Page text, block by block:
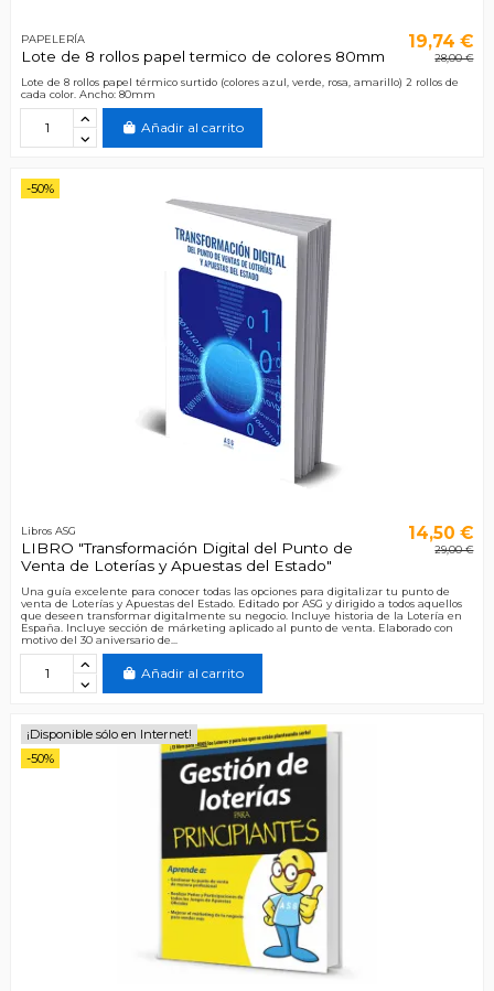
PAPELERÍA
Lote de 8 rollos papel termico de colores 80mm
19,74 €
28,00 €
Lote de 8 rollos papel térmico surtido (colores azul, verde, rosa, amarillo) 2 rollos de
cada color. Ancho: 80mm
Añadir al carrito
-50%
Libros ASG
LIBRO "Transformación Digital del Punto de
Venta de Loterías y Apuestas del Estado"
14,50 €
29,00 €
Una guía excelente para conocer todas las opciones para digitalizar tu punto de
venta de Loterías y Apuestas del Estado. Editado por ASG y dirigido a todos aquellos
que deseen transformar digitalmente su negocio. Incluye historia de la Lotería en
España. Incluye sección de márketing aplicado al punto de venta. Elaborado con
motivo del 30 aniversario de...
Añadir al carrito
¡Disponible sólo en Internet!
-50%